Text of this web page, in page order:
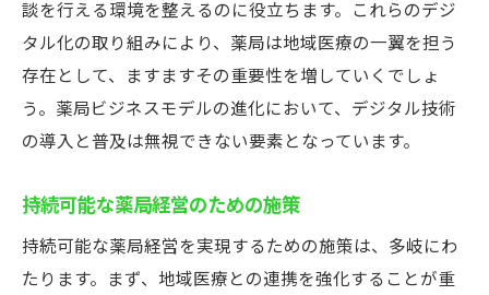
談を行える環境を整えるのに役立ちます。これらのデジ
タル化の取り組みにより、薬局は地域医療の一翼を担う
存在として、ますますその重要性を増していくでしょ
う。薬局ビジネスモデルの進化において、デジタル技術
の導入と普及は無視できない要素となっています。
持続可能な薬局経営のための施策
持続可能な薬局経営を実現するための施策は、多岐にわ
たります。まず、地域医療との連携を強化することが重